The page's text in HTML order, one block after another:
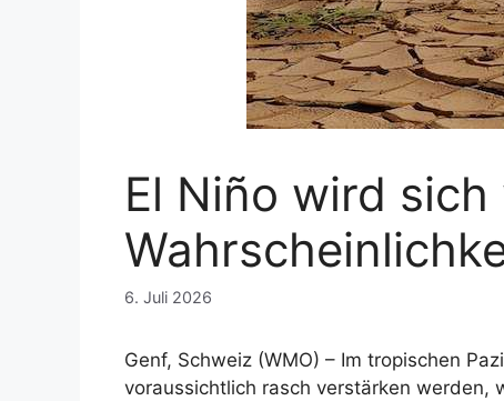
El Niño wird
6. Juli 2026
Genf, Schweiz (WMO) – Im tropischen
voraussichtlich rasch verstärken werden,